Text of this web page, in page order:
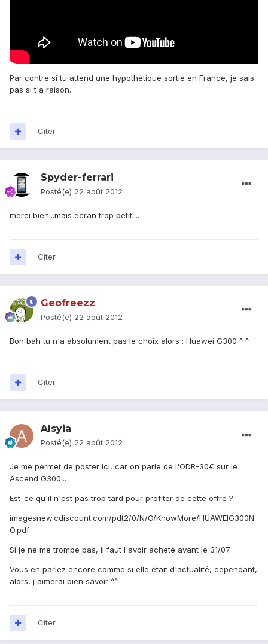
Par contre si tu attend une hypothétique sortie en France, je sais
pas si t'a raison.
Citer
Spyder-ferrari
Posté(e) 22 août 2012
merci bien...mais écran trop petit....
Citer
Geofreezz
Posté(e) 22 août 2012
Bon bah tu n'a absolument pas le choix alors : Huawei G300 ^_^
Citer
Alsyia
Posté(e) 22 août 2012
Je me permet de poster ici, car on parle de l'ODR-30€ sur le
Ascend G300...
Est-ce qu'il n'est pas trop tard pour profiter de cette offre ?
imagesnew.cdiscount.com/pdt2/0/N/O/KnowMore/HUAWEIG300N
O.pdf
Si je ne me trompe pas, il faut l'avoir acheté avant le 31/07.
Vous en parlez encore comme si elle était d'actualité, cependant,
alors, j'aimerai bien savoir ^^
Citer